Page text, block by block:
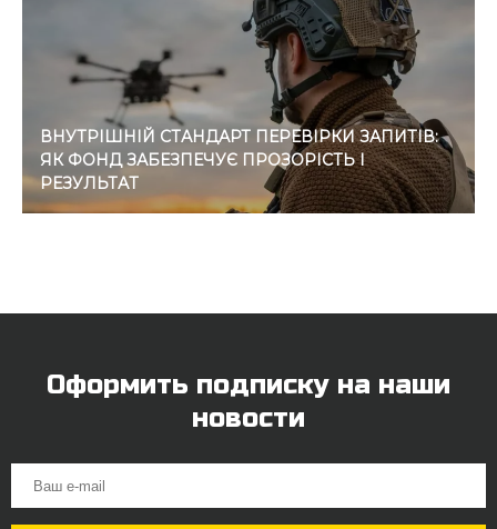
ВНУТРІШНІЙ СТАНДАРТ ПЕРЕВІРКИ ЗАПИТІВ:
ЯК ФОНД ЗАБЕЗПЕЧУЄ ПРОЗОРІСТЬ І
РЕЗУЛЬТАТ
Оформить подписку на наши
новости